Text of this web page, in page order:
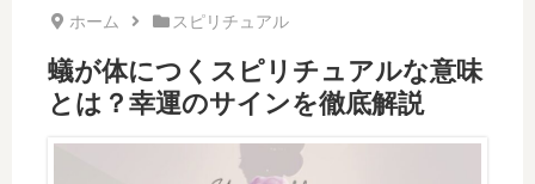
ホーム スピリチュアル
蟻が体につくスピリチュアルな意味
とは？幸運のサインを徹底解説